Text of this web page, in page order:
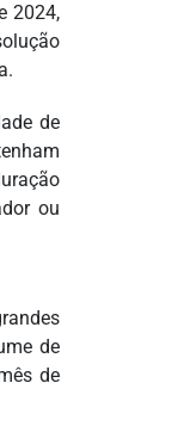
2024,
de
ou
de
de